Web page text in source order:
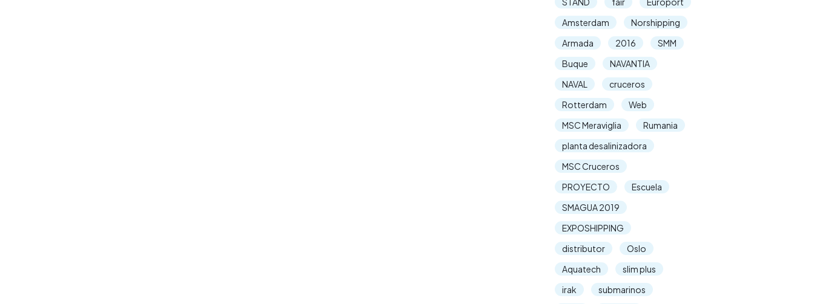
Amsterdam
Norshipping
Armada
2016
SMM
Buque
NAVANTIA
NAVAL
cruceros
Rotterdam
Web
MSC Meraviglia
Rumania
planta desalinizadora
MSC Cruceros
PROYECTO
Escuela
SMAGUA 2019
EXPOSHIPPING
distributor
Oslo
Aquatech
slim plus
irak
submarinos